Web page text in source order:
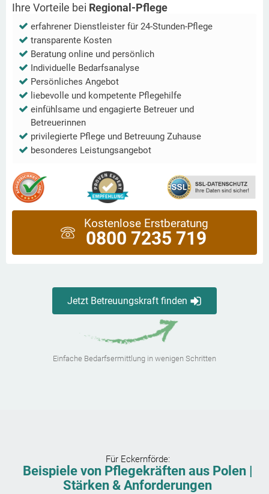
Ihre Vorteile bei Regional-Pflege
erfahrener Dienstleister für 24-Stunden-Pflege
transparente Kosten
Beratung online und persönlich
Individuelle Bedarfsanalyse
Persönliches Angebot
liebevolle und kompetente Pflegehilfe
einfühlsame und engagierte Betreuer und
Betreuerinnen
privilegierte Pflege und Betreuung Zuhause
besonderes Leistungsangebot
Kostenlose Erstberatung
0800 7235 719
Jetzt Betreuungskraft finden
Einfache Bedarfsermittlung in wenigen Schritten
Für Eckernförde:
Beispiele von Pflegekräften aus Polen |
Stärken & Anforderungen